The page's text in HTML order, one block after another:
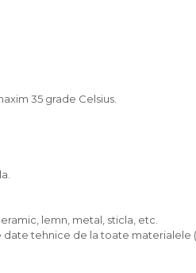
35 grade Celsius.
lemn, metal, sticla, etc.
date tehnice de la toate